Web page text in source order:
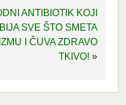
ANTIBIOTIK KOJI
SVE ŠTO SMETA
I ČUVA ZDRAVO
TKIVO! »